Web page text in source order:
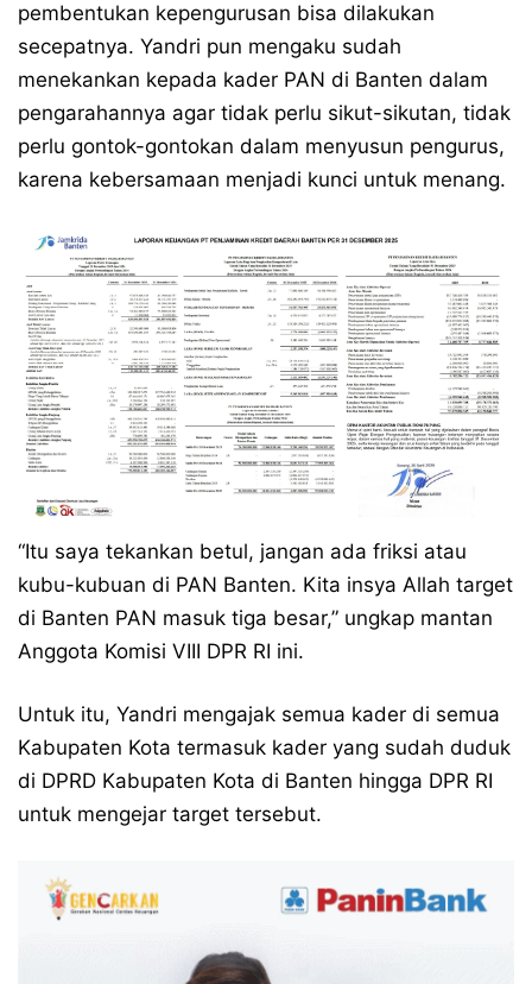
pembentukan kepengurusan bisa dilakukan
secepatnya. Yandri pun mengaku sudah
menekankan kepada kader PAN di Banten dalam
pengarahannya agar tidak perlu sikut-sikutan, tidak
perlu gontok-gontokan dalam menyusun pengurus,
karena kebersamaan menjadi kunci untuk menang.
“Itu saya tekankan betul, jangan ada friksi atau
kubu-kubuan di PAN Banten. Kita insya Allah target
di Banten PAN masuk tiga besar,” ungkap mantan
Anggota Komisi VIII DPR RI ini.
Untuk itu, Yandri mengajak semua kader di semua
Kabupaten Kota termasuk kader yang sudah duduk
di DPRD Kabupaten Kota di Banten hingga DPR RI
untuk mengejar target tersebut.